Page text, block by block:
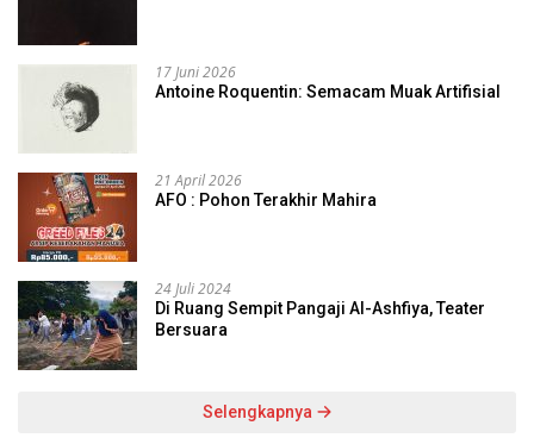
17 Juni 2026
Antoine Roquentin: Semacam Muak Artifisial
21 April 2026
AFO : Pohon Terakhir Mahira
24 Juli 2024
Di Ruang Sempit Pangaji Al-Ashfiya, Teater
Bersuara
Selengkapnya